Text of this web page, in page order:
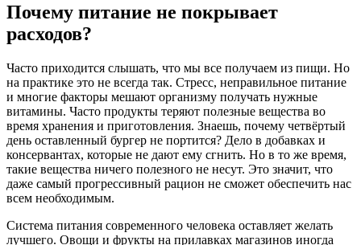
Почему питание не покрывает
расходов?
Часто приходится слышать, что мы все получаем из пищи. Но
на практике это не всегда так. Стресс, неправильное питание
и многие факторы мешают организму получать нужные
витамины. Часто продукты теряют полезные вещества во
время хранения и приготовления. Знаешь, почему четвёртый
день оставленный бургер не портится? Дело в добавках и
консервантах, которые не дают ему сгнить. Но в то же время,
такие вещества ничего полезного не несут. Это значит, что
даже самый прогрессивный рацион не сможет обеспечить нас
всем необходимым.
Система питания современного человека оставляет желать
лучшего. Овощи и фрукты на прилавках магазинов иногда